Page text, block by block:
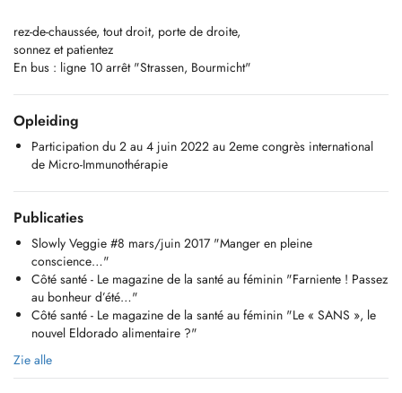
rez-de-chaussée, tout droit, porte de droite,
sonnez et patientez
En bus : ligne 10 arrêt "Strassen, Bourmicht"
Opleiding
Participation du 2 au 4 juin 2022 au 2eme congrès international
de Micro-Immunothérapie
Publicaties
Slowly Veggie #8 mars/juin 2017 "Manger en pleine
conscience…"
Côté santé - Le magazine de la santé au féminin "Farniente ! Passez
au bonheur d’été…"
Côté santé - Le magazine de la santé au féminin "Le « SANS », le
nouvel Eldorado alimentaire ?"
Zie alle